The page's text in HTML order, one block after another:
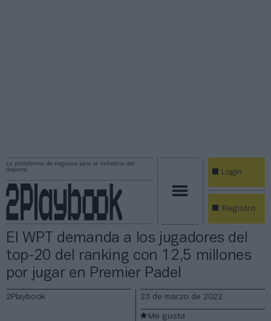
La plataforma de negocios para la industria del
deporte
Login
Registro
El WPT demanda a los jugadores del
top-20 del ranking con 12,5 millones
por jugar en Premier Padel
2Playbook 23 de marzo de 2022
Me gusta